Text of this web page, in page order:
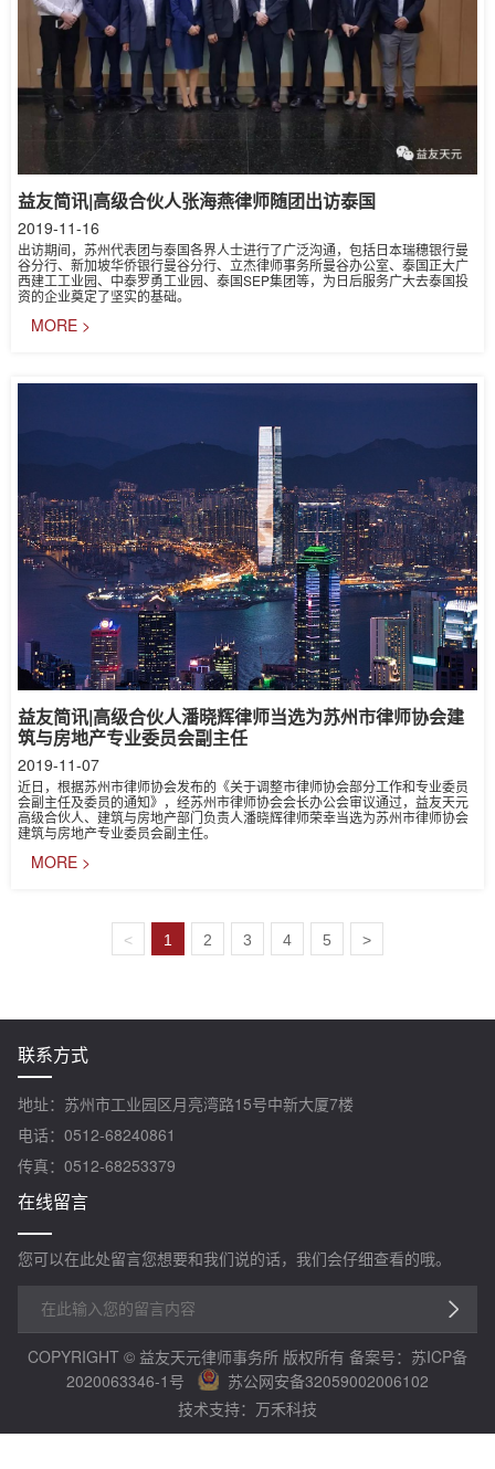
益友简讯|高级合伙人张海燕律师随团出访泰国
2019-11-16
出访期间，苏州代表团与泰国各界人士进行了广泛沟通，包括日本瑞穗银行曼
谷分行、新加坡华侨银行曼谷分行、立杰律师事务所曼谷办公室、泰国正大广
西建工工业园、中泰罗勇工业园、泰国SEP集团等，为日后服务广大去泰国投
资的企业奠定了坚实的基础。
MORE >
益友简讯|高级合伙人潘晓辉律师当选为苏州市律师协会建
筑与房地产专业委员会副主任
2019-11-07
近日，根据苏州市律师协会发布的《关于调整市律师协会部分工作和专业委员
会副主任及委员的通知》，经苏州市律师协会会长办公会审议通过，益友天元
高级合伙人、建筑与房地产部门负责人潘晓辉律师荣幸当选为苏州市律师协会
建筑与房地产专业委员会副主任。
MORE >
< 1 2 3 4 5 >
联系方式
地址：苏州市工业园区月亮湾路15号中新大厦7楼
电话：0512-68240861
传真：0512-68253379
在线留言
您可以在此处留言您想要和我们说的话，我们会仔细查看的哦。
COPYRIGHT © 益友天元律师事务所 版权所有 备案号：苏ICP备
2020063346-1号
苏公网安备32059002006102
技术支持：万禾科技